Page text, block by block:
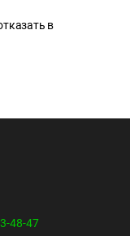
в
48-47